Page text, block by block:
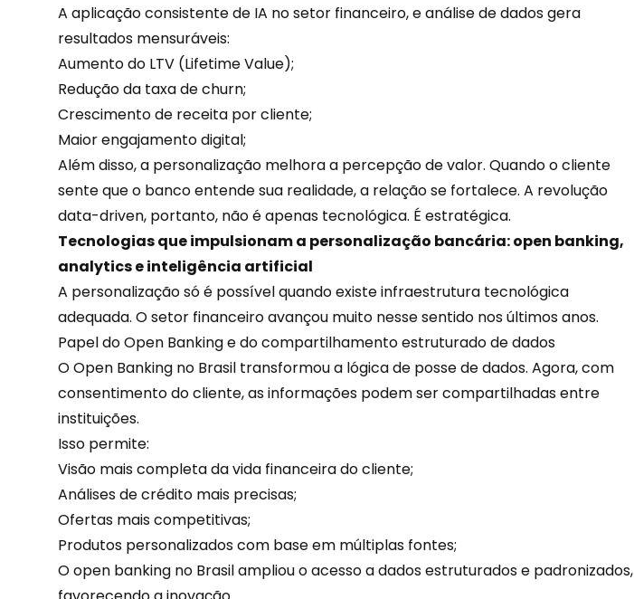
A aplicação consistente de IA no setor financeiro, e análise dedadosgera
resultados mensuráveis:
Aumento do LTV (Lifetime Value);
Redução da taxa de churn;
Crescimento de receita por cliente;
Maiorengajamentodigital;
Além disso, a personalização melhora a percepção de valor. Quando o cliente
sente que o banco entende sua realidade, a relação se fortalece. A revolução
data-driven, portanto, não é apenas tecnológica. É estratégica.
Tecnologias que impulsionam a personalização bancária: open banking,
analytics e inteligência artificial
A personalização só é possível quando existe infraestrutura tecnológica
adequada. O setor financeiro avançou muito nesse sentido nos últimos anos.
Papel do Open Banking e do compartilhamento estruturado de dados
O Open Banking no Brasil transformou a lógica de posse de dados. Agora, com
consentimento do cliente, as informações podem ser compartilhadas entre
instituições.
Isso permite:
Visão mais completa da vida financeira do cliente;
Análises de crédito mais precisas;
Ofertas mais competitivas;
Produtos personalizados com base em múltiplas fontes;
O open banking no Brasil ampliou o acesso a dados estruturados e padronizados,